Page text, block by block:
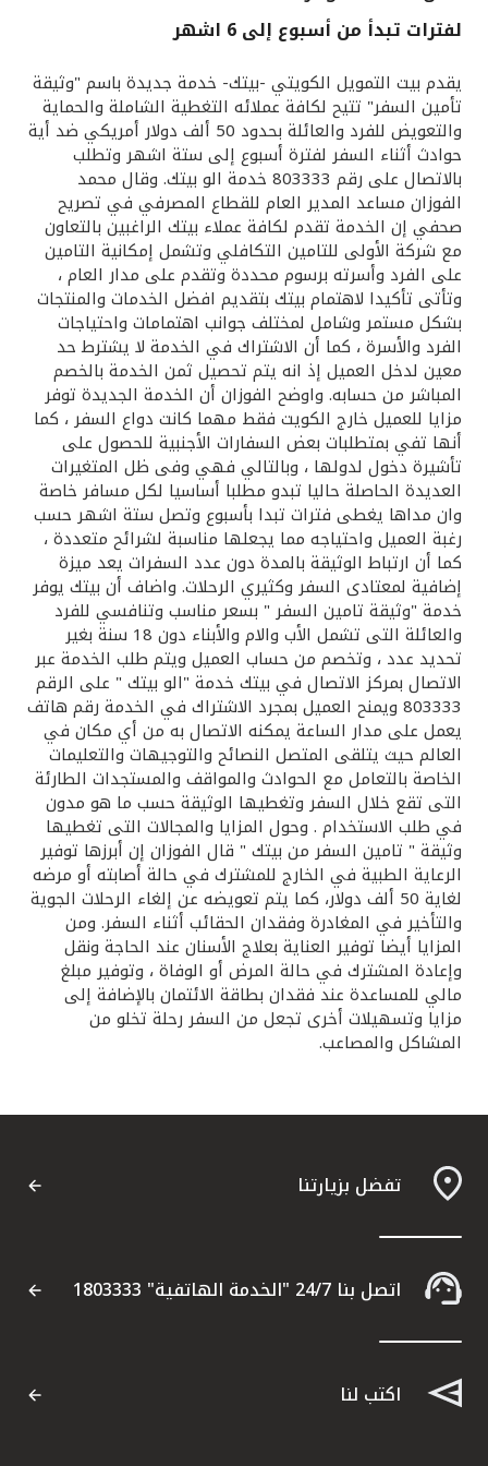
القنوات المصرفية
أدوات وخدمات
خدمات ما بعد البيع
اتصل بنا
مواقع الفروع وأجهزة الصرف الآلي
ألمانيا
ماليزيا
تركيا
مصر
المملكة المتحدة
مملكة البحرين
لفترات تبدأ من أسبوع إلى 6 اشهر
يقدم بيت التمويل الكويتي -بيتك- خدمة جديدة باسم "وثيقة
تأمين السفر" تتيح لكافة عملائه التغطية الشاملة والحماية
والتعويض للفرد والعائلة بحدود 50 ألف دولار أمريكي ضد أية
حوادث أثناء السفر لفترة أسبوع إلى ستة اشهر وتطلب
بالاتصال على رقم 803333 خدمة الو بيتك. وقال محمد
الفوزان مساعد المدير العام للقطاع المصرفي في تصريح
صحفي إن الخدمة تقدم لكافة عملاء بيتك الراغبين بالتعاون
مع شركة الأولى للتامين التكافلي وتشمل إمكانية التامين
على الفرد وأسرته برسوم محددة وتقدم على مدار العام ،
وتأتى تأكيدا لاهتمام بيتك بتقديم افضل الخدمات والمنتجات
بشكل مستمر وشامل لمختلف جوانب اهتمامات واحتياجات
الفرد والأسرة ، كما أن الاشتراك في الخدمة لا يشترط حد
معين لدخل العميل إذ انه يتم تحصيل ثمن الخدمة بالخصم
المباشر من حسابه. واوضح الفوزان أن الخدمة الجديدة توفر
مزايا للعميل خارج الكويت فقط مهما كانت دواع السفر ، كما
أنها تفي بمتطلبات بعض السفارات الأجنبية للحصول على
تأشيرة دخول لدولها ، وبالتالي فهي وفى ظل المتغيرات
العديدة الحاصلة حاليا تبدو مطلبا أساسيا لكل مسافر خاصة
وان مداها يغطى فترات تبدا بأسبوع وتصل ستة اشهر حسب
رغبة العميل واحتياجه مما يجعلها مناسبة لشرائح متعددة ،
كما أن ارتباط الوثيقة بالمدة دون عدد السفرات يعد ميزة
إضافية لمعتادى السفر وكثيري الرحلات. واضاف أن بيتك يوفر
خدمة "وثيقة تامين السفر " بسعر مناسب وتنافسي للفرد
والعائلة التى تشمل الأب والام والأبناء دون 18 سنة بغير
تحديد عدد ، وتخصم من حساب العميل ويتم طلب الخدمة عبر
الاتصال بمركز الاتصال في بيتك خدمة "الو بيتك " على الرقم
803333 ويمنح العميل بمجرد الاشتراك في الخدمة رقم هاتف
يعمل على مدار الساعة يمكنه الاتصال به من أي مكان في
العالم حيث يتلقى المتصل النصائح والتوجيهات والتعليمات
الخاصة بالتعامل مع الحوادث والمواقف والمستجدات الطارئة
التى تقع خلال السفر وتغطيها الوثيقة حسب ما هو مدون
في طلب الاستخدام . وحول المزايا والمجالات التى تغطيها
وثيقة " تامين السفر من بيتك " قال الفوزان إن أبرزها توفير
الرعاية الطبية في الخارج للمشترك في حالة أصابته أو مرضه
لغاية 50 ألف دولار، كما يتم تعويضه عن إلغاء الرحلات الجوية
والتأخير في المغادرة وفقدان الحقائب أثناء السفر. ومن
المزايا أيضا توفير العناية بعلاج الأسنان عند الحاجة ونقل
وإعادة المشترك في حالة المرض أو الوفاة ، وتوفير مبلغ
مالي للمساعدة عند فقدان بطاقة الائتمان بالإضافة إلى
مزايا وتسهيلات أخرى تجعل من السفر رحلة تخلو من
المشاكل والمصاعب.
تفضل بزيارتنا
اتصل بنا 24/7 "الخدمة الهاتفية" 1803333
اكتب لنا